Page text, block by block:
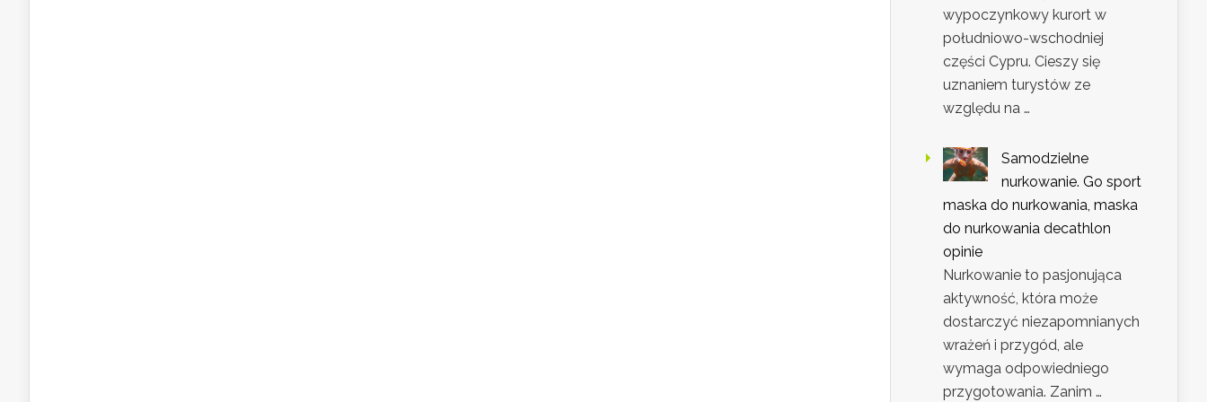
wypoczynkowy kurort w
południowo-wschodniej
części Cypru. Cieszy się
uznaniem turystów ze
względu na …
Samodzielne
nurkowanie. Go sport
maska do nurkowania, maska
do nurkowania decathlon
opinie
Nurkowanie to pasjonująca
aktywność, która może
dostarczyć niezapomnianych
wrażeń i przygód, ale
wymaga odpowiedniego
przygotowania. Zanim …